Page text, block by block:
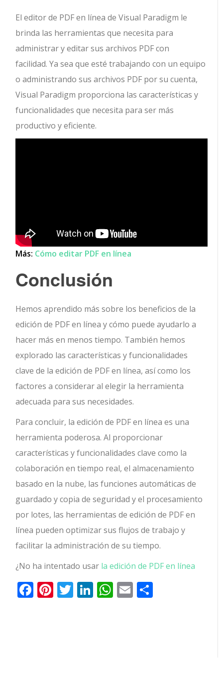
El editor de PDF en línea de Visual Paradigm le
brinda las herramientas que necesita para
administrar y editar sus archivos PDF con
facilidad. Ya sea que esté trabajando con un equipo
o administrando sus archivos PDF por su cuenta,
Visual Paradigm proporciona las características y
funcionalidades que necesita para ser más
productivo y eficiente.
Más: Cómo editar PDF en línea
Conclusión
Hemos aprendido más sobre los beneficios de la
edición de PDF en línea y cómo puede ayudarlo a
hacer más en menos tiempo. También hemos
explorado las características y funcionalidades
clave de la edición de PDF en línea, así como los
factores a considerar al elegir la herramienta
adecuada para sus necesidades.
Para concluir, la edición de PDF en línea es una
herramienta poderosa. Al proporcionar
características y funcionalidades clave como la
colaboración en tiempo real, el almacenamiento
basado en la nube, las funciones automáticas de
guardado y copia de seguridad y el procesamiento
por lotes, las herramientas de edición de PDF en
línea pueden optimizar sus flujos de trabajo y
facilitar la administración de su tiempo.
¿No ha intentado usar la edición de PDF en línea
Facebook
Pinterest
Twitter
LinkedIn
WhatsApp
Email